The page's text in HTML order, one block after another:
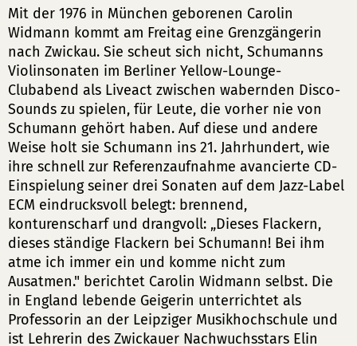
Mit der 1976 in München geborenen Carolin
Widmann kommt am Freitag eine Grenzgängerin
nach Zwickau. Sie scheut sich nicht, Schumanns
Violinsonaten im Berliner Yellow-Lounge-
Clubabend als Liveact zwischen wabernden Disco-
Sounds zu spielen, für Leute, die vorher nie von
Schumann gehört haben. Auf diese und andere
Weise holt sie Schumann ins 21. Jahrhundert, wie
ihre schnell zur Referenzaufnahme avancierte CD-
Einspielung seiner drei Sonaten auf dem Jazz-Label
ECM eindrucksvoll belegt: brennend,
konturenscharf und drangvoll: „Dieses Flackern,
dieses ständige Flackern bei Schumann! Bei ihm
atme ich immer ein und komme nicht zum
Ausatmen." berichtet Carolin Widmann selbst. Die
in England lebende Geigerin unterrichtet als
Professorin an der Leipziger Musikhochschule und
ist Lehrerin des Zwickauer Nachwuchsstars Elin